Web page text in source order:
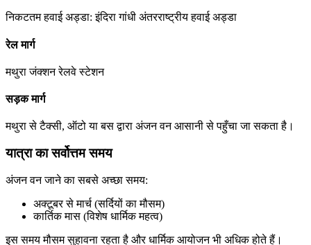
निकटतम हवाई अड्डा: इंदिरा गांधी अंतरराष्ट्रीय हवाई अड्डा
रेल मार्ग
मथुरा जंक्शन रेलवे स्टेशन
सड़क मार्ग
मथुरा से टैक्सी, ऑटो या बस द्वारा अंजन वन आसानी से पहुँचा जा सकता है।
यात्रा का सर्वोत्तम समय
अंजन वन जाने का सबसे अच्छा समय:
अक्टूबर से मार्च (सर्दियों का मौसम)
कार्तिक मास (विशेष धार्मिक महत्व)
इस समय मौसम सुहावना रहता है और धार्मिक आयोजन भी अधिक होते हैं।